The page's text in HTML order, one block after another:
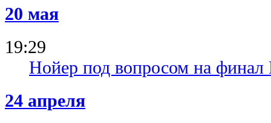
20 мая
19:29
Нойер под вопросом на финал
24 апреля